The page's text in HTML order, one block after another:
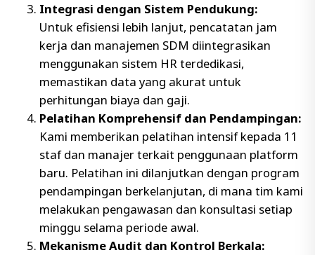
Integrasi dengan Sistem Pendukung:
Untuk efisiensi lebih lanjut, pencatatan jam
kerja dan manajemen SDM diintegrasikan
menggunakan sistem HR terdedikasi,
memastikan data yang akurat untuk
perhitungan biaya dan gaji.
Pelatihan Komprehensif dan Pendampingan:
Kami memberikan pelatihan intensif kepada 11
staf dan manajer terkait penggunaan platform
baru. Pelatihan ini dilanjutkan dengan program
pendampingan berkelanjutan, di mana tim kami
melakukan pengawasan dan konsultasi setiap
minggu selama periode awal.
Mekanisme Audit dan Kontrol Berkala: